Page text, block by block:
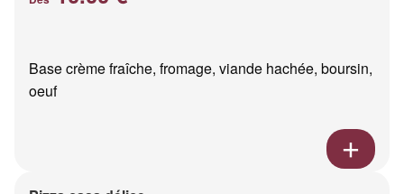
Base crème fraîche, fromage, viande hachée, boursin,
oeuf